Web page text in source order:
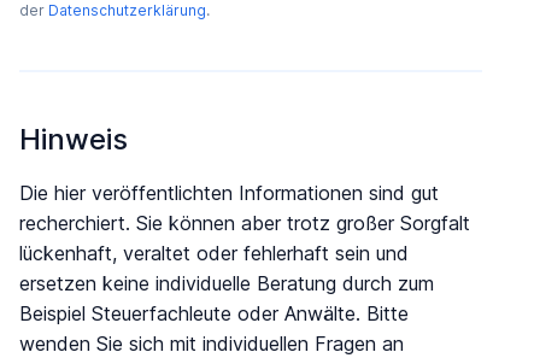
der Datenschutzerklärung.
Hinweis
Die hier veröffentlichten Informationen sind gut
recherchiert. Sie können aber trotz großer Sorgfalt
lückenhaft, veraltet oder fehlerhaft sein und
ersetzen keine individuelle Beratung durch zum
Beispiel Steuerfachleute oder Anwälte. Bitte
wenden Sie sich mit individuellen Fragen an